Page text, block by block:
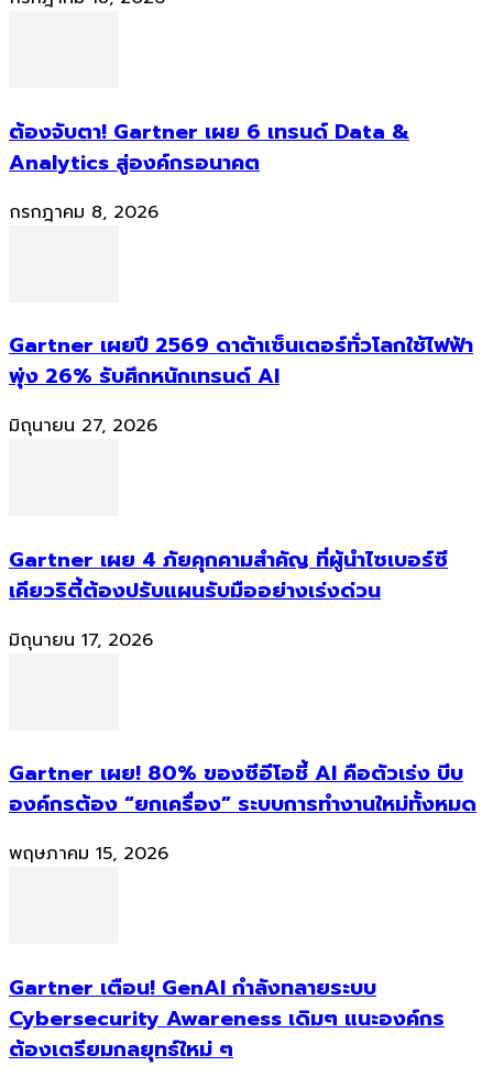
ต้องจับตา! Gartner เผย 6 เทรนด์ Data &
Analytics สู่องค์กรอนาคต
กรกฎาคม 8, 2026
Gartner เผยปี 2569 ดาต้าเซ็นเตอร์ทั่วโลกใช้ไฟฟ้า
พุ่ง 26% รับศึกหนักเทรนด์ AI
มิถุนายน 27, 2026
Gartner เผย 4 ภัยคุกคามสำคัญ ที่ผู้นำไซเบอร์ซี
เคียวริตี้ต้องปรับแผนรับมืออย่างเร่งด่วน
มิถุนายน 17, 2026
Gartner เผย! 80% ของซีอีโอชี้ AI คือตัวเร่ง บีบ
องค์กรต้อง “ยกเครื่อง” ระบบการทำงานใหม่ทั้งหมด
พฤษภาคม 15, 2026
Gartner เตือน! GenAI กำลังทลายระบบ
Cybersecurity Awareness เดิมๆ แนะองค์กร
ต้องเตรียมกลยุทธ์ใหม่ ๆ